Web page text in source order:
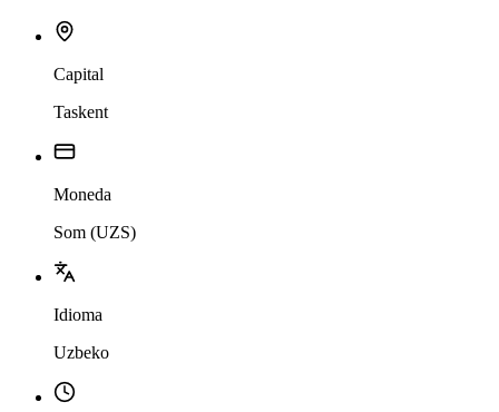
Capital
Taskent
Moneda
Som (UZS)
Idioma
Uzbeko